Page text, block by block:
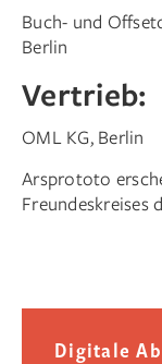
Buch- und
Berlin
Vertrieb:
OML KG, Berlin
Arsprototo
Freundeskreises
Digitale